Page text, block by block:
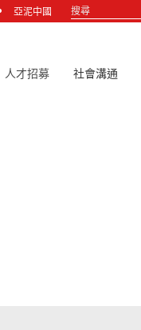
亞泥中國
搜
人才招募 社會溝通